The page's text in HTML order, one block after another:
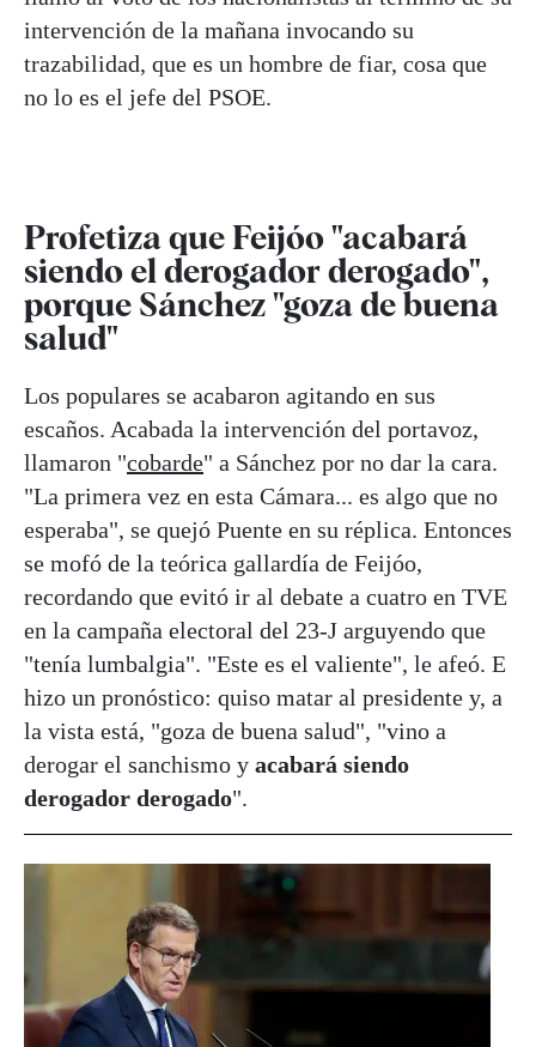
intervención de la mañana invocando su
trazabilidad, que es un hombre de fiar, cosa que
no lo es el jefe del PSOE.
Profetiza que Feijóo "acabará
siendo el derogador derogado",
porque Sánchez "goza de buena
salud"
Los populares se acabaron agitando en sus
escaños. Acabada la intervención del portavoz,
llamaron "cobarde" a Sánchez por no dar la cara.
"La primera vez en esta Cámara... es algo que no
esperaba", se quejó Puente en su réplica. Entonces
se mofó de la teórica gallardía de Feijóo,
recordando que evitó ir al debate a cuatro en TVE
en la campaña electoral del 23-J arguyendo que
"tenía lumbalgia". "Este es el valiente", le afeó. E
hizo un pronóstico: quiso matar al presidente y, a
la vista está, "goza de buena salud", "vino a
derogar el sanchismo y acabará siendo
derogador derogado".